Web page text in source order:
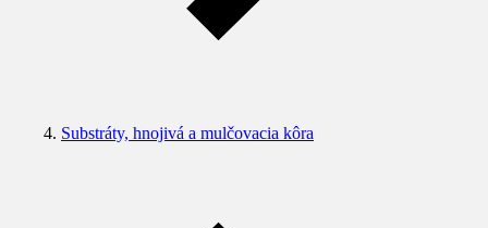
Substráty, hnojivá a mulčovacia kôra